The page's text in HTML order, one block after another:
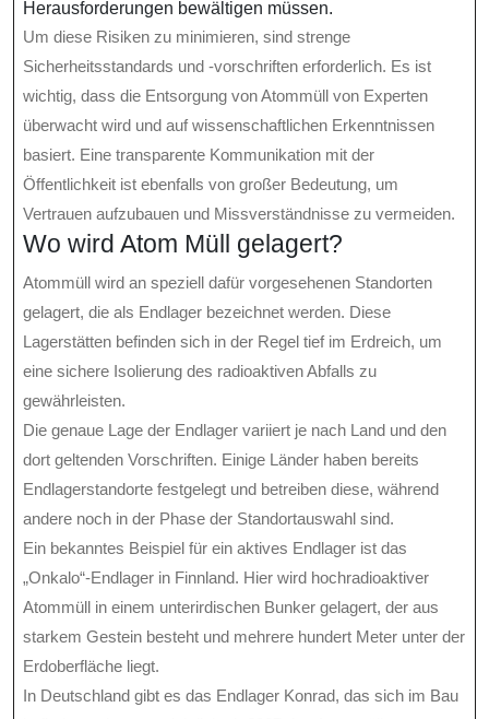
Herausforderungen bewältigen müssen.
Um diese Risiken zu minimieren, sind strenge
Sicherheitsstandards und -vorschriften erforderlich. Es ist
wichtig, dass die Entsorgung von Atommüll von Experten
überwacht wird und auf wissenschaftlichen Erkenntnissen
basiert. Eine transparente Kommunikation mit der
Öffentlichkeit ist ebenfalls von großer Bedeutung, um
Vertrauen aufzubauen und Missverständnisse zu vermeiden.
Wo wird Atom Müll gelagert?
Atommüll wird an speziell dafür vorgesehenen Standorten
gelagert, die als Endlager bezeichnet werden. Diese
Lagerstätten befinden sich in der Regel tief im Erdreich, um
eine sichere Isolierung des radioaktiven Abfalls zu
gewährleisten.
Die genaue Lage der Endlager variiert je nach Land und den
dort geltenden Vorschriften. Einige Länder haben bereits
Endlagerstandorte festgelegt und betreiben diese, während
andere noch in der Phase der Standortauswahl sind.
Ein bekanntes Beispiel für ein aktives Endlager ist das
„Onkalo“-Endlager in Finnland. Hier wird hochradioaktiver
Atommüll in einem unterirdischen Bunker gelagert, der aus
starkem Gestein besteht und mehrere hundert Meter unter der
Erdoberfläche liegt.
In Deutschland gibt es das Endlager Konrad, das sich im Bau